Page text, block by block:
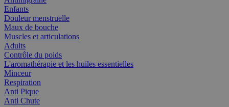
Enfants
Douleur menstruelle
Maux de bouche
Muscles et articulations
Adults
Contrôle du poids
L'aromathérapie et les huiles essentielles
Minceur
Respiration
Anti Pique
Anti Chute